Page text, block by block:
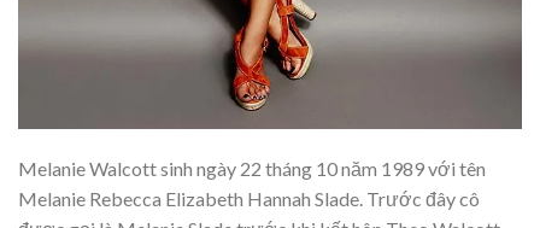
Melanie Walcott sinh ngày 22 tháng 10 năm 1989 với tên
Melanie Rebecca Elizabeth Hannah Slade. Trước đây cô